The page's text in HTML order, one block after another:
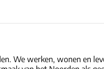
We werken, wonen en